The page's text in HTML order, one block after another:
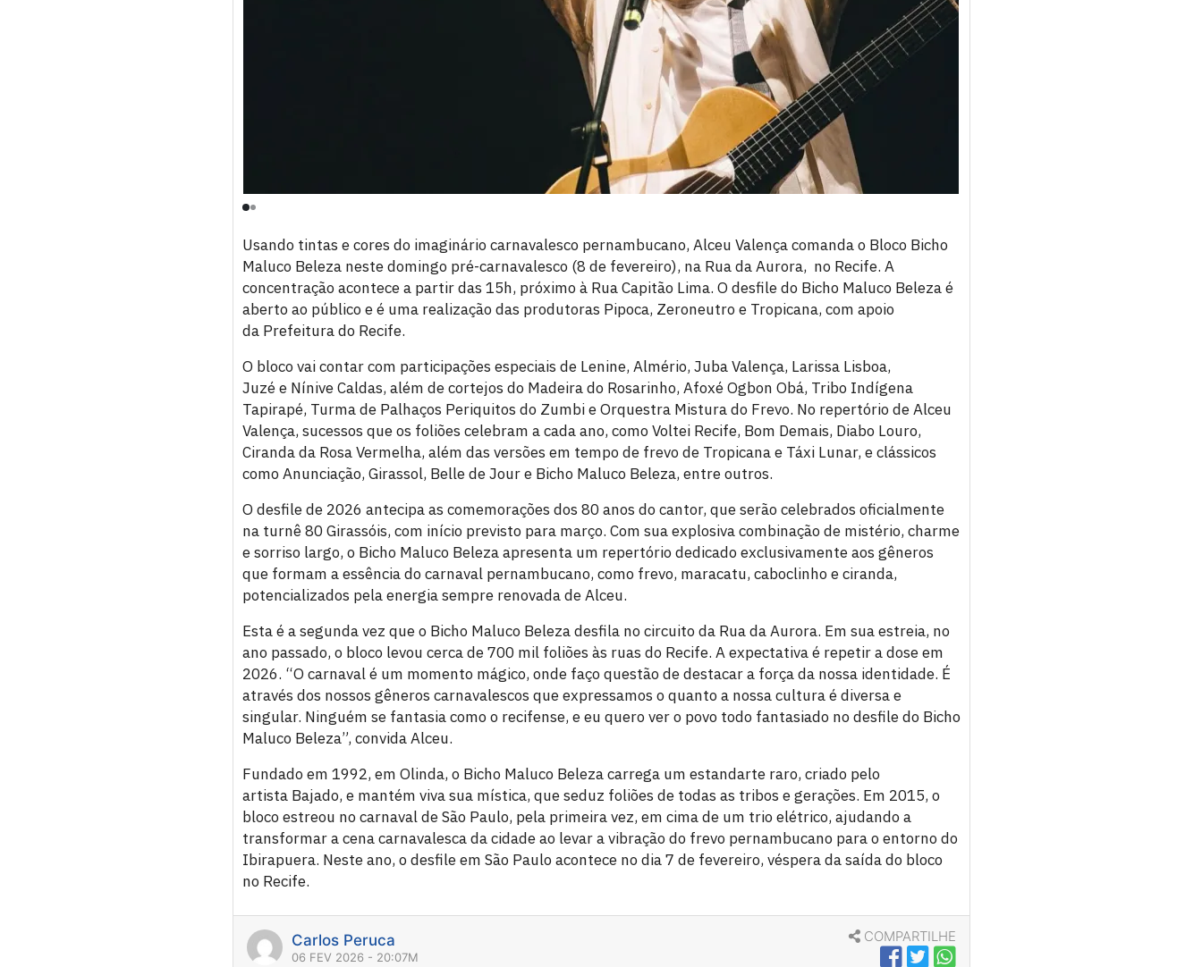
Usando tintas e cores do imaginário carnavalesco pernambucano, Alceu Valença comanda o Bloco Bicho
Maluco Beleza neste domingo pré-carnavalesco (8 de fevereiro), na Rua da Aurora, no Recife. A
concentração acontece a partir das 15h, próximo à Rua Capitão Lima. O desfile do Bicho Maluco Beleza é
aberto ao público e é uma realização das produtoras Pipoca, Zeroneutro e Tropicana, com apoio
da Prefeitura do Recife.
O bloco vai contar com participações especiais de Lenine, Almério, Juba Valença, Larissa Lisboa,
Juzé e Nínive Caldas, além de cortejos do Madeira do Rosarinho, Afoxé Ogbon Obá, Tribo Indígena
Tapirapé, Turma de Palhaços Periquitos do Zumbi e Orquestra Mistura do Frevo. No repertório de Alceu
Valença, sucessos que os foliões celebram a cada ano, como Voltei Recife, Bom Demais, Diabo Louro,
Ciranda da Rosa Vermelha, além das versões em tempo de frevo de Tropicana e Táxi Lunar, e clássicos
como Anunciação, Girassol, Belle de Jour e Bicho Maluco Beleza, entre outros.
O desfile de 2026 antecipa as comemorações dos 80 anos do cantor, que serão celebrados oficialmente
na turnê 80 Girassóis, com início previsto para março. Com sua explosiva combinação de mistério, charme
e sorriso largo, o Bicho Maluco Beleza apresenta um repertório dedicado exclusivamente aos gêneros
que formam a essência do carnaval pernambucano, como frevo, maracatu, caboclinho e ciranda,
potencializados pela energia sempre renovada de Alceu.
Esta é a segunda vez que o Bicho Maluco Beleza desfila no circuito da Rua da Aurora. Em sua estreia, no
ano passado, o bloco levou cerca de 700 mil foliões às ruas do Recife. A expectativa é repetir a dose em
2026. “O carnaval é um momento mágico, onde faço questão de destacar a força da nossa identidade. É
através dos nossos gêneros carnavalescos que expressamos o quanto a nossa cultura é diversa e
singular. Ninguém se fantasia como o recifense, e eu quero ver o povo todo fantasiado no desfile do Bicho
Maluco Beleza”, convida Alceu.
Fundado em 1992, em Olinda, o Bicho Maluco Beleza carrega um estandarte raro, criado pelo
artista Bajado, e mantém viva sua mística, que seduz foliões de todas as tribos e gerações. Em 2015, o
bloco estreou no carnaval de São Paulo, pela primeira vez, em cima de um trio elétrico, ajudando a
transformar a cena carnavalesca da cidade ao levar a vibração do frevo pernambucano para o entorno do
Ibirapuera. Neste ano, o desfile em São Paulo acontece no dia 7 de fevereiro, véspera da saída do bloco
no Recife.
Carlos Peruca
06 FEV 2026 - 20:07M
COMPARTILHE